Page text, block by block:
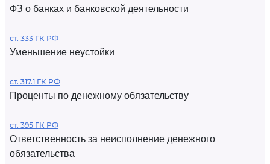
ФЗ о банках и банковской деятельности
ст. 333 ГК РФ
Уменьшение неустойки
ст. 317.1 ГК РФ
Проценты по денежному обязательству
ст. 395 ГК РФ
Ответственность за неисполнение денежного
обязательства